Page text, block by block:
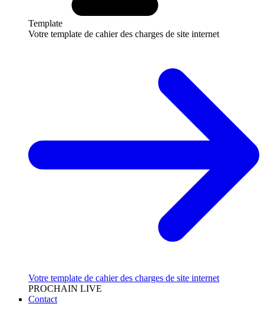
Template
Votre template de cahier des charges de site internet
Votre template de cahier des charges de site internet
PROCHAIN LIVE
Contact